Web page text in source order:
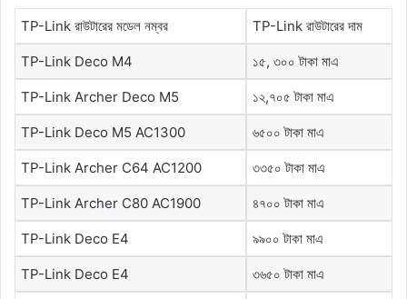
TP-Link রাউটারের মডেল নম্বর TP-Link রাউটারের দাম
TP-Link Deco M4 ১৫, ৩০০ টাকা মাএ
TP-Link Archer Deco M5 ১২,৭০৫ টাকা মাএ
TP-Link Deco M5 AC1300 ৬৫০০ টাকা মাএ
TP-Link Archer C64 AC1200 ৩৩৫০ টাকা মাএ
TP-Link Archer C80 AC1900 ৪৭০০ টাকা মাএ
TP-Link Deco E4 ৯৯০০ টাকা মাএ
TP-Link Deco E4 ৩৬৫০ টাকা মাএ